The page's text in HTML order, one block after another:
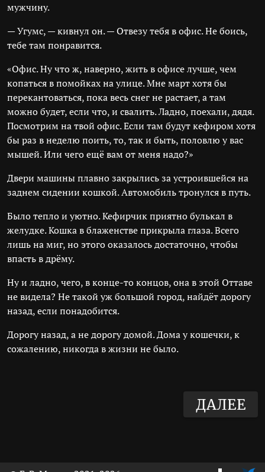
мужчину.
— Угумс, — кивнул он. — Отвезу тебя в офис. Не боись,
тебе там понравится.
«Офис. Ну что ж, наверно, жить в офисе лучше, чем
копаться в помойках на улице. Мне март хотя бы
перекантоваться, пока весь снег не растает, а там
можно будет, если что, и свалить. Ладно, поехали, дядя.
Посмотрим на твой офис. Если там будут кефиром хотя
бы раз в неделю поить, то, так и быть, половлю у вас
мышей. Или чего ещё вам от меня надо?»
Двери машины плавно закрылись за устроившейся на
заднем сидении кошкой. Автомобиль тронулся в путь.
Было тепло и уютно. Кефирчик приятно булькал в
желудке. Кошка в блаженстве прикрыла глаза. Всего
лишь на миг, но этого оказалось достаточно, чтобы
впасть в дрёму.
Ну и ладно, чего, в конце-то концов, она в этой Оттаве
не видела? Не такой уж большой город, найдёт дорогу
назад, если понадобится.
Дорогу назад, а не дорогу домой. Дома у кошечки, к
сожалению, никогда в жизни не было.
ДАЛЕЕ